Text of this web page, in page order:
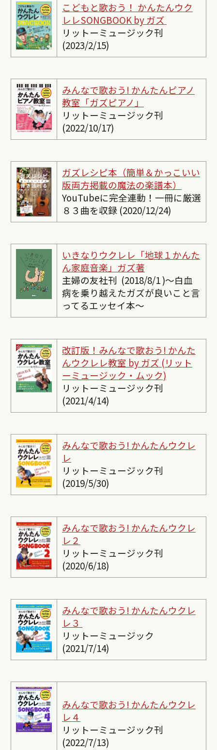
こどもと歌おう！ かんたんウク
レレSONGBOOK by ガズ
リットーミュージック刊
(2023/2/15)
みんなで歌おう! かんたんピアノ
教室「ガズピアノ」
リットーミュージック刊
(2022/10/17)
ガズレシピ本（簡単＆かっこいい
版両方掲載の魔法の楽譜本）
YouTubeに完全連動！一冊に厳選
８３曲を収録 (2020/12/24)
いきなりウクレレ「地球１かんた
ん家庭音楽」ガズ著
主婦の友社刊 (2018/8/1 )〜白血
病を乗り越えたガズが良いこと言
ってるエッセイ本〜
改訂版！みんなで歌おう! かんた
んウクレレ教室 by ガズ (リット
ーミュージック・ムック)
リットーミュージック刊
(2021/4/14)
みんなで歌おう! かんたんウクレ
レ
リットーミュージック刊
(2019/5/30)
みんなで歌おう! かんたんウクレ
レ２
リットーミュージック刊
(2020/6/18)
みんなで歌おう! かんたんウクレ
レ３
リットーミュージック
(2021/7/14)
みんなで歌おう! かんたんウクレ
レ４
リットーミュージック刊
(2022/7/13)